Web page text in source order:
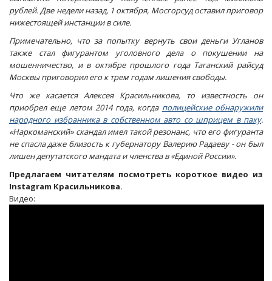
рублей.Две недели назад, 1 октября, Мосгорсуд оставил приговор
нижестоящей инстанции в силе.
Примечательно, что за попытку вернуть свои деньги Угланов
также стал фигурантом уголовного дела о покушении на
мошенничество, и в октябре прошлого года Таганский райсуд
Москвы приговорил его к трем годам лишения свободы.
Что же касается Алексея Красильникова, то известность он
приобрел еще летом 2014 года, когда полицейские обнаружили
народного избранника в собственном авто со шприцем в паху.
«Наркоманский» скандал имел такой резонанс, что его фигуранта
не спасла даже близость к губернатору Валерию Радаеву - он был
лишен депутатского мандата и членства в «Единой России».
Предлагаем читателям посмотреть короткое видео из
Instagram Красильникова.
Видео: